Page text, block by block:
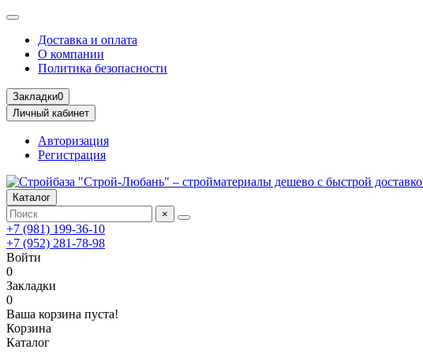
Доставка и оплата
О компании
Политика безопасности
Закладки0
Личный кабинет
Авторизация
Регистрация
Каталог
×
+7 (981) 199-36-10
+7 (952) 281-78-98
Войти
0
Закладки
0
Ваша корзина пуста!
Корзина
Каталог